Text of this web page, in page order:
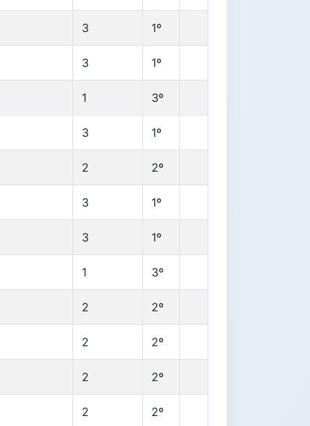
3 1º
3 1º
1 3º
3 1º
2 2º
3 1º
3 1º
1 3º
2 2º
2 2º
2 2º
2 2º